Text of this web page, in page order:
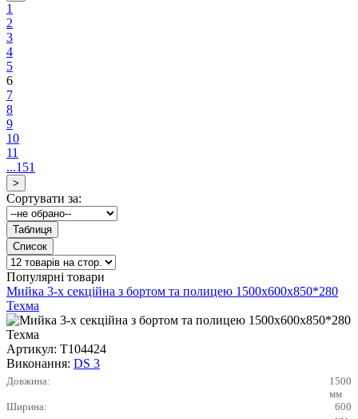
1
2
3
4
5
6
7
8
9
10
11
...151
Сортувати за:
Популярні товари
Мийка 3-х секційна з бортом та полицею 1500х600х850*280
Техма
Артикул: Т104424
Виконання: DS 3
Довжина:
1500
мм
Ширина:
600